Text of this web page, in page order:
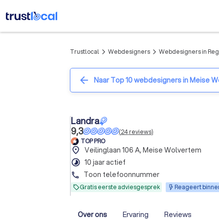
Trustlocal arrow_forward_ios Webdesigners arrow_forward_ios Webdesigners in
arrow_back Naar Top 10 webdesigners in Meise
Landra
9,3
(24reviews)
TOP PRO
place Veilinglaan 106 A, Meise Wolvertem
timelapse 10 jaar actief
phone Toon telefoonnummer
Gratis eerste adviesgesprek Reageert
Over ons Ervaring Reviews